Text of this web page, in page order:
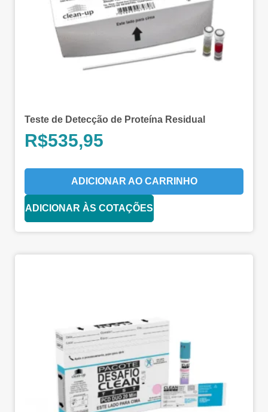
Teste de Detecção de Proteína Residual
R$535,95
ADICIONAR AO CARRINHO
ADICIONAR ÀS COTAÇÕES